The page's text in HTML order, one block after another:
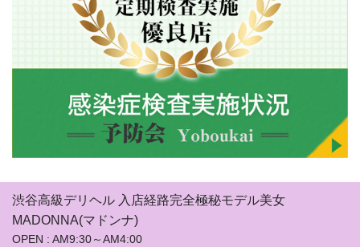
渋谷高級デリヘル 入店経路完全極秘モデル美女
MADONNA(マドンナ)
OPEN : AM9:30～AM4:00